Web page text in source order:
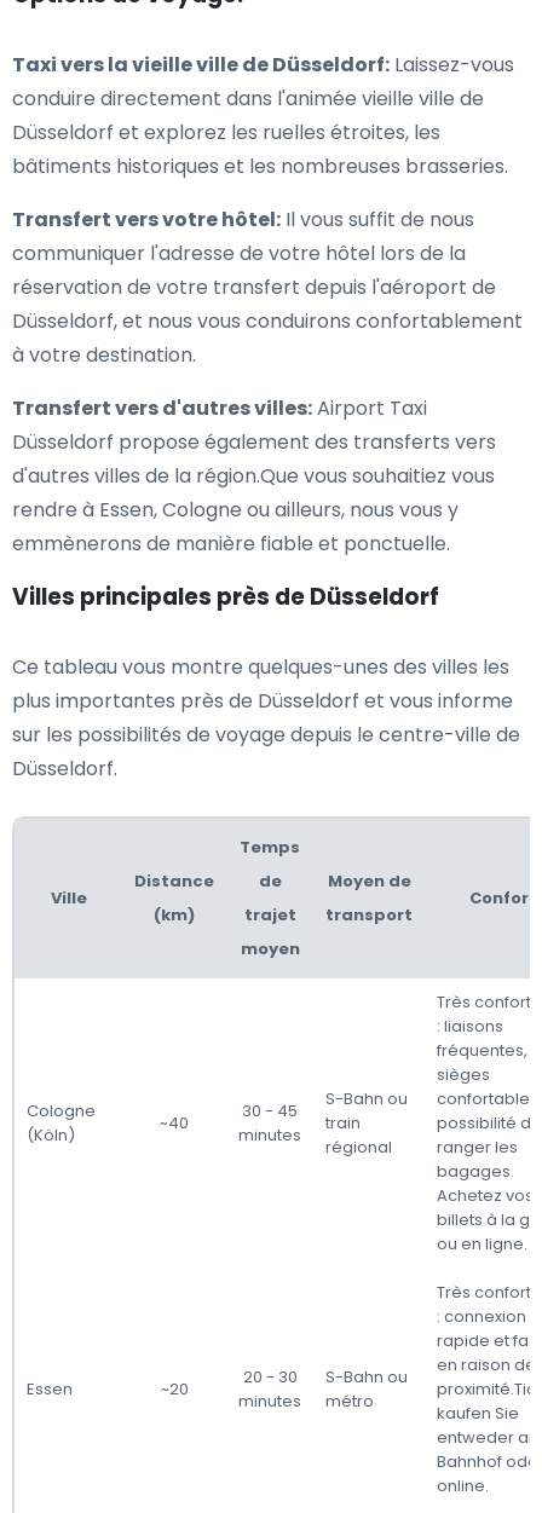
Taxi vers la vieille ville de Düsseldorf: Laissez-vous
conduire directement dans l'animée vieille ville de
Düsseldorf et explorez les ruelles étroites, les
bâtiments historiques et les nombreuses brasseries.
Transfert vers votre hôtel: Il vous suffit de nous
communiquer l'adresse de votre hôtel lors de la
réservation de votre transfert depuis l'aéroport de
Düsseldorf, et nous vous conduirons confortablement
à votre destination.
Transfert vers d'autres villes:Airport Taxi
Düsseldorf propose également des transferts vers
d'autres villes de la région.Que vous souhaitiez vous
rendre à Essen, Cologne ou ailleurs, nous vous y
emmènerons de manière fiable et ponctuelle.
Villes principales près de Düsseldorf
Ce tableau vous montre quelques-unes des villes les
plus importantes près de Düsseldorf et vous informe
sur les possibilités de voyage depuis le centre-ville de
Düsseldorf.
Ville
Distance
(km)
Temps
de
trajet
moyen
Moyen de
transport
Confort
Cologne
(Köln)
~40
30 - 45
minutes
S-Bahn ou
train
régional
Très
: liaisons
fréquentes,
sièges
confortables,
possibilité de
ranger les
bagages.
Achetez vos
billets à la
ou en ligne.
Essen ~20
20 - 30
minutes
S-Bahn ou
métro
Très
: connexion
rapide et
en raison de
kaufen Sie
entweder
Bahnhof
online.